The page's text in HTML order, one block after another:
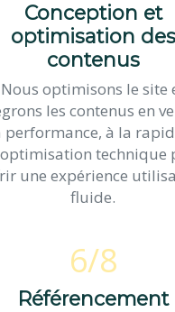
Conception et
optimisation des
contenus
Nous optimisons le site
les contenus en
performance, à la
technique
une expérience
fluide.
6/8
Référencement